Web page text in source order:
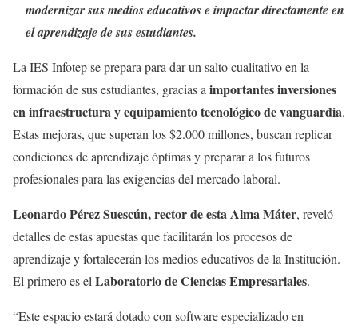
modernizar sus medios educativos e impactar directamente en
el aprendizaje de sus estudiantes.
La IES Infotep se prepara para dar un salto cualitativo en la
formación de sus estudiantes, gracias aimportantes inversiones
en infraestructura y equipamiento tecnológico de vanguardia.
Estas mejoras, que superan los $2.000 millones, buscan replicar
condiciones de aprendizaje óptimas y preparar a los futuros
profesionales para las exigencias del mercado laboral.
Leonardo Pérez Suescún, rector de esta Alma Máter, reveló
detalles de estas apuestas que facilitarán los procesos de
aprendizaje y fortalecerán los medios educativos de la Institución.
El primero es elLaboratorio de Ciencias Empresariales.
“Este espacio estará dotado con software especializado en